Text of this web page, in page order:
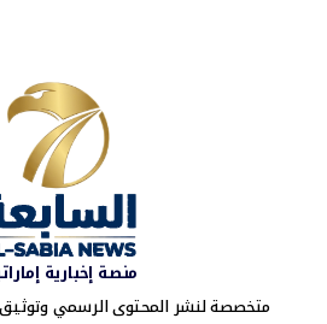
منصة إخبارية
متخصصة لنشر المحتوى الرسمي وتوثيق